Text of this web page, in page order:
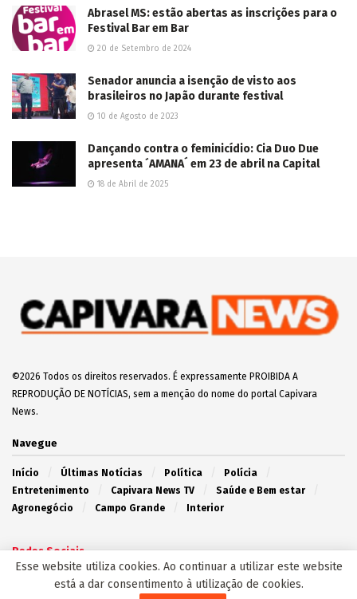
Abrasel MS: estão abertas as inscrições para o
Festival Bar em Bar
20 de Setembro de 2024
Senador anuncia a isenção de visto aos
brasileiros no Japão durante festival
10 de Agosto de 2023
Dançando contra o feminicídio: Cia Duo Due
apresenta ´AMANA´ em 23 de abril na Capital
18 de Abril de 2025
©2026 Todos os direitos reservados. É expressamente PROIBIDA A
REPRODUÇÃO DE NOTÍCIAS, sem a menção do nome do portal Capivara
News.
Navegue
Início Últimas Notícias Política
Polícia
Entretenimento
Capivara News TV
Saúde e Bem estar
Agronegócio
Campo Grande Interior
Redes Sociais
Esse website utiliza cookies. Ao continuar a utilizar este website
está a dar consentimento à utilização de cookies.